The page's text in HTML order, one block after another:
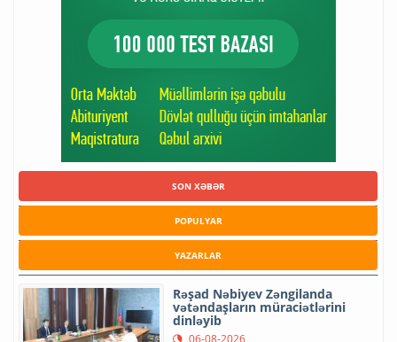
SON XƏBƏR
POPULYAR
YAZARLAR
Rəşad Nəbiyev Zəngilanda
vətəndaşların müraciətlərini
dinləyib